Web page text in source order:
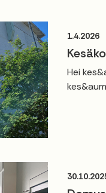
1.4.2026
Hei